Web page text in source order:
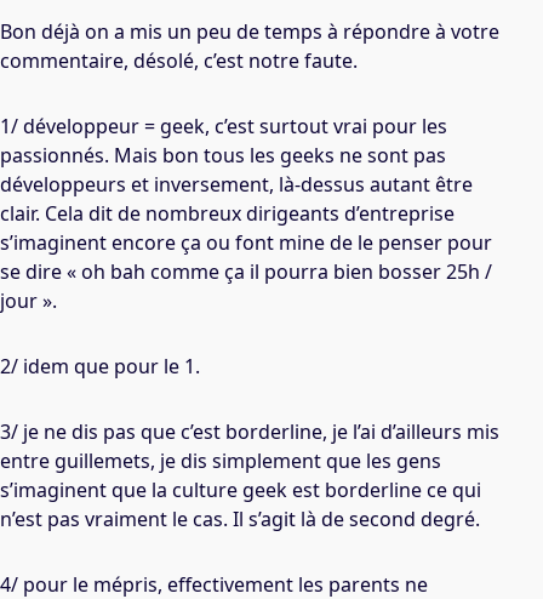
Bon déjà on a mis un peu de temps à répondre à votre
commentaire, désolé, c’est notre faute.
1/ développeur = geek, c’est surtout vrai pour les
passionnés. Mais bon tous les geeks ne sont pas
développeurs et inversement, là-dessus autant être
clair. Cela dit de nombreux dirigeants d’entreprise
s’imaginent encore ça ou font mine de le penser pour
se dire « oh bah comme ça il pourra bien bosser 25h /
jour ».
2/ idem que pour le 1.
3/ je ne dis pas que c’est borderline, je l’ai d’ailleurs mis
entre guillemets, je dis simplement que les gens
s’imaginent que la culture geek est borderline ce qui
n’est pas vraiment le cas. Il s’agit là de second degré.
4/ pour le mépris, effectivement les parents ne